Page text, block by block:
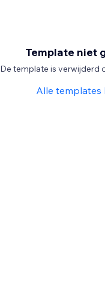
Template niet
De template is verwijderd
Alle templates